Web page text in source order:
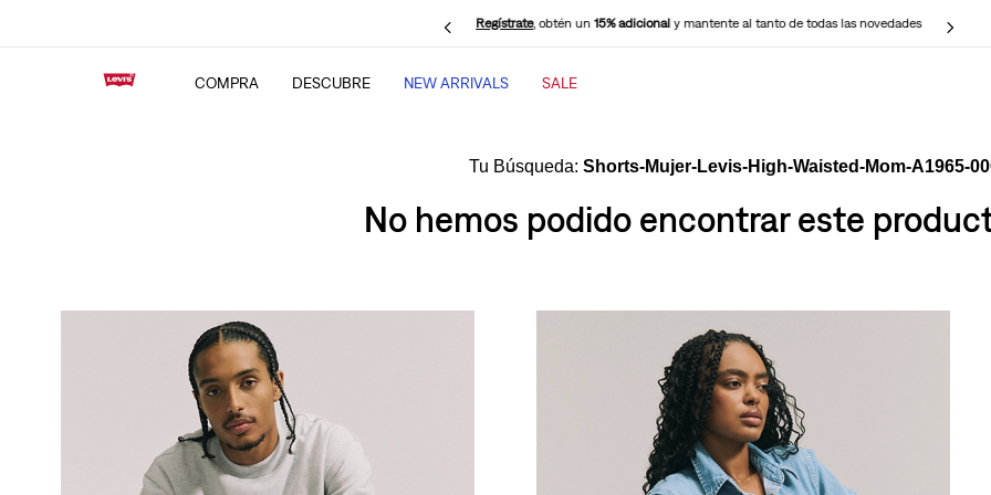
Regístrate, obtén un15% adicional y mantente al tanto de todas las novedades
COMPRA DESCUBRE NEW ARRIVALS SALE
Shorts-Mujer-Levis-High-Waisted-Mom-A1965-
No hemos podido encontrar este
1.
jeans mujer
2
jeans mujer 501
polo hombre
505 jeans hombre
wide leg
jeans mujer 318